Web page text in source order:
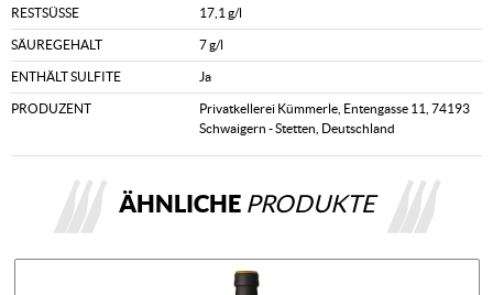
RESTSÜSSE 17,1 g/l
SÄUREGEHALT 7 g/l
ENTHÄLT SULFITE Ja
PRODUZENT
Privatkellerei Kümmerle, Entengasse 11, 74193
Schwaigern - Stetten, Deutschland
ÄHNLICHE PRODUKTE